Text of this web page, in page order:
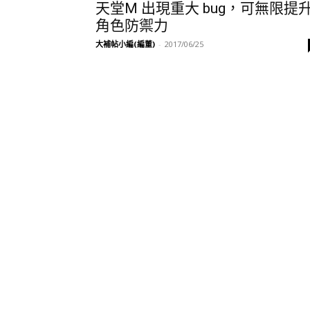
天堂M 出現重大 bug，可無限提
角色防禦力
大補帖小編(編董) - 2017/06/25